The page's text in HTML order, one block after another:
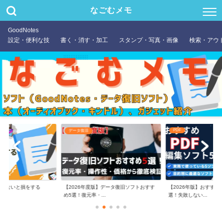
なごむメモ
GoodNotes
設定・便利な技
書く・消す・加工 スタンプ・写真・画像 検索・アウ
ないと損をする
データ復旧
【2026年度版】データ復旧ソフトおすす
め5選！復元率・...
PDF
【2026年版】おすす
選！失敗しない...